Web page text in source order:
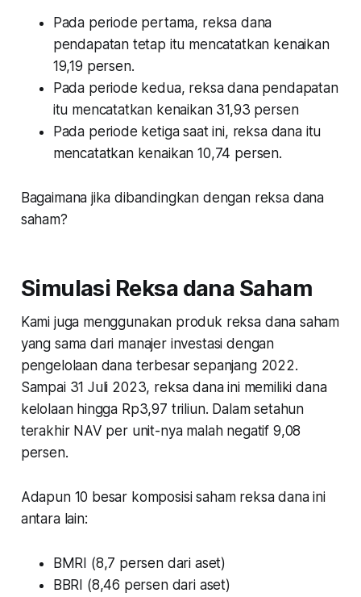
Pada periode pertama, reksa dana
pendapatan tetap itu mencatatkan kenaikan
19,19 persen.
Pada periode kedua, reksa dana pendapatan
itu mencatatkan kenaikan 31,93 persen
Pada periode ketiga saat ini, reksa dana itu
mencatatkan kenaikan 10,74 persen.
Bagaimana jika dibandingkan dengan reksa dana
saham?
Simulasi Reksa dana Saham
Kami juga menggunakan produk reksa dana saham
yang sama dari manajer investasi dengan
pengelolaan dana terbesar sepanjang 2022.
Sampai 31 Juli 2023, reksa dana ini memiliki dana
kelolaan hingga Rp3,97 triliun. Dalam setahun
terakhir NAV per unit-nya malah negatif 9,08
persen.
Adapun 10 besar komposisi saham reksa dana ini
antara lain:
BMRI (8,7 persen dari aset)
BBRI (8,46 persen dari aset)